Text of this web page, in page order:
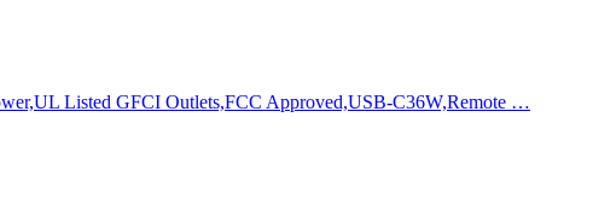
Listed GFCI Outlets,FCC Approved,USB-C36W,Remote …